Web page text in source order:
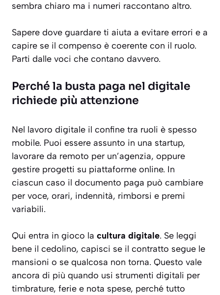
sembra chiaro ma i numeri raccontano altro.
Sapere dove guardare ti aiuta a evitare errori e a
capire se il compenso è coerente con il ruolo.
Parti dalle voci che contano davvero.
Perché la busta paga nel digitale
richiede più attenzione
Nel lavoro digitale il confine tra ruoli è spesso
mobile. Puoi essere assunto in una startup,
lavorare da remoto per un’agenzia, oppure
gestire progetti su piattaforme online. In
ciascun caso il documento paga può cambiare
per voce, orari, indennità, rimborsi e premi
variabili.
Qui entra in gioco la cultura digitale. Se leggi
bene il cedolino, capisci se il contratto segue le
mansioni o se qualcosa non torna. Questo vale
ancora di più quando usi strumenti digitali per
timbrature, ferie e nota spese, perché tutto